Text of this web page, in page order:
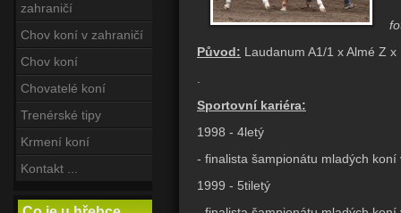
zahraničí
Chov koní v zahraničí
Chov koní
Chovatelé koní
Trenérské tipy
Krmení koní
Kontakt ...
Původ: Laudanum A1/1 x Almé Z x
Sportovní kariéra:
1998 - 4letý
- finalista šampionátu mladých
1999 - 5tiletý